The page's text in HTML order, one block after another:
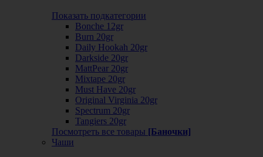
Показать подкатегории
Bonche 12gr
Burn 20gr
Daily Hookah 20gr
Darkside 20gr
MattPear 20gr
Mixtape 20gr
Must Have 20gr
Original Virginia 20gr
Spectrum 20gr
Tangiers 20gr
Посмотреть все товары [Баночки]
Чаши